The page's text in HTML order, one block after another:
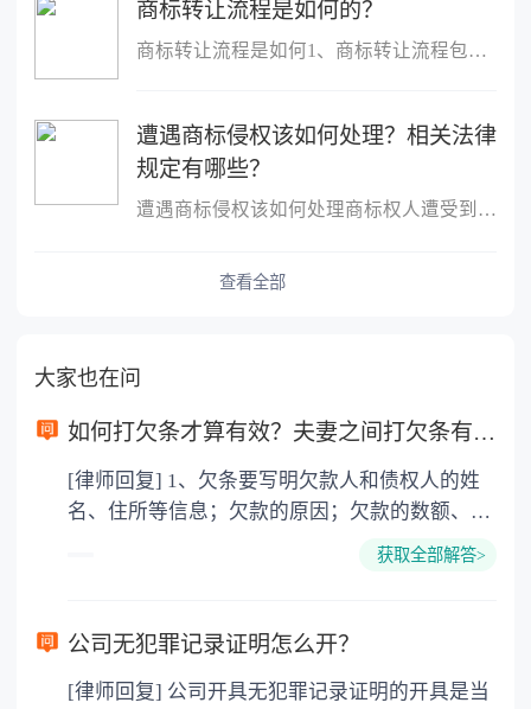
商标转让流程是如何的？
商标转让流程是如何1、商标转让流程包括：申请&rarr;受理&rarr;审查...
遭遇商标侵权该如何处理？相关法律
规定有哪些？
遭遇商标侵权该如何处理商标权人遭受到商标侵权的，可以要求侵权人...
查看全部
大家也在问
如何打欠条才算有效？夫妻之间打欠条有效吗？
[律师回复] 1、欠条要写明欠款人和债权人的姓
名、住所等信息；欠款的原因；欠款的数额、利
率；以及还款的时间、地点、方式等内容，并符
背公序良俗。 2、法律依据：《中华人民共和国
法律行为有效： (一)行为人具有相应的民事行为
获取全部解答>
公司无犯罪记录证明怎么开？
[律师回复] 公司开具无犯罪记录证明的开具是当